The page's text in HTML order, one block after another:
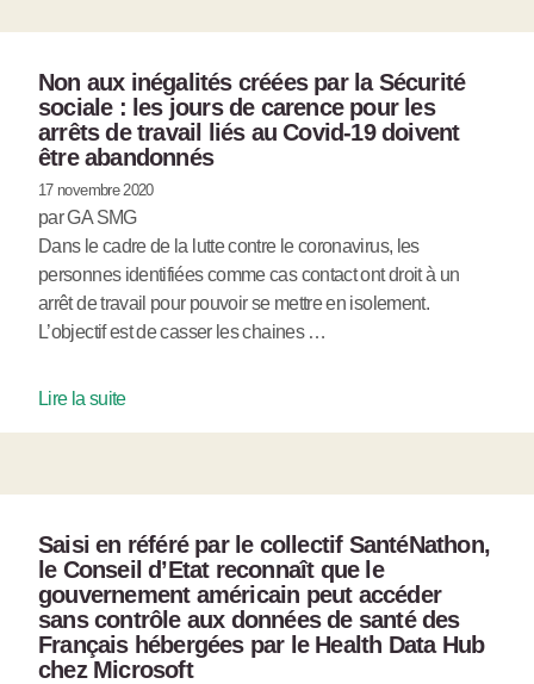
Non aux inégalités créées par la Sécurité
sociale : les jours de carence pour les
arrêts de travail liés au Covid-19 doivent
être abandonnés
17 novembre 2020
par GA SMG
Dans le cadre de la lutte contre le coronavirus, les
personnes identifiées comme cas contact ont droit à un
arrêt de travail pour pouvoir se mettre en isolement.
L’objectif est de casser les chaines …
Lire la suite
Saisi en référé par le collectif SantéNathon,
le Conseil d’Etat reconnaît que le
gouvernement américain peut accéder
sans contrôle aux données de santé des
Français hébergées par le Health Data Hub
chez Microsoft